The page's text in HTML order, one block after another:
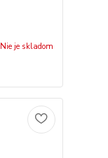
Nie je skladom